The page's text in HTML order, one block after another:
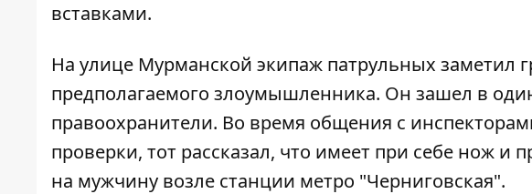
вставками.
На улице Мурманской экипаж патрульных заметил
предполагаемого злоумышленника. Он зашел в
правоохранители. Во время общения с
проверки, тот рассказал, что имеет при себе нож и
на мужчину возле станции метро "Черниговская".